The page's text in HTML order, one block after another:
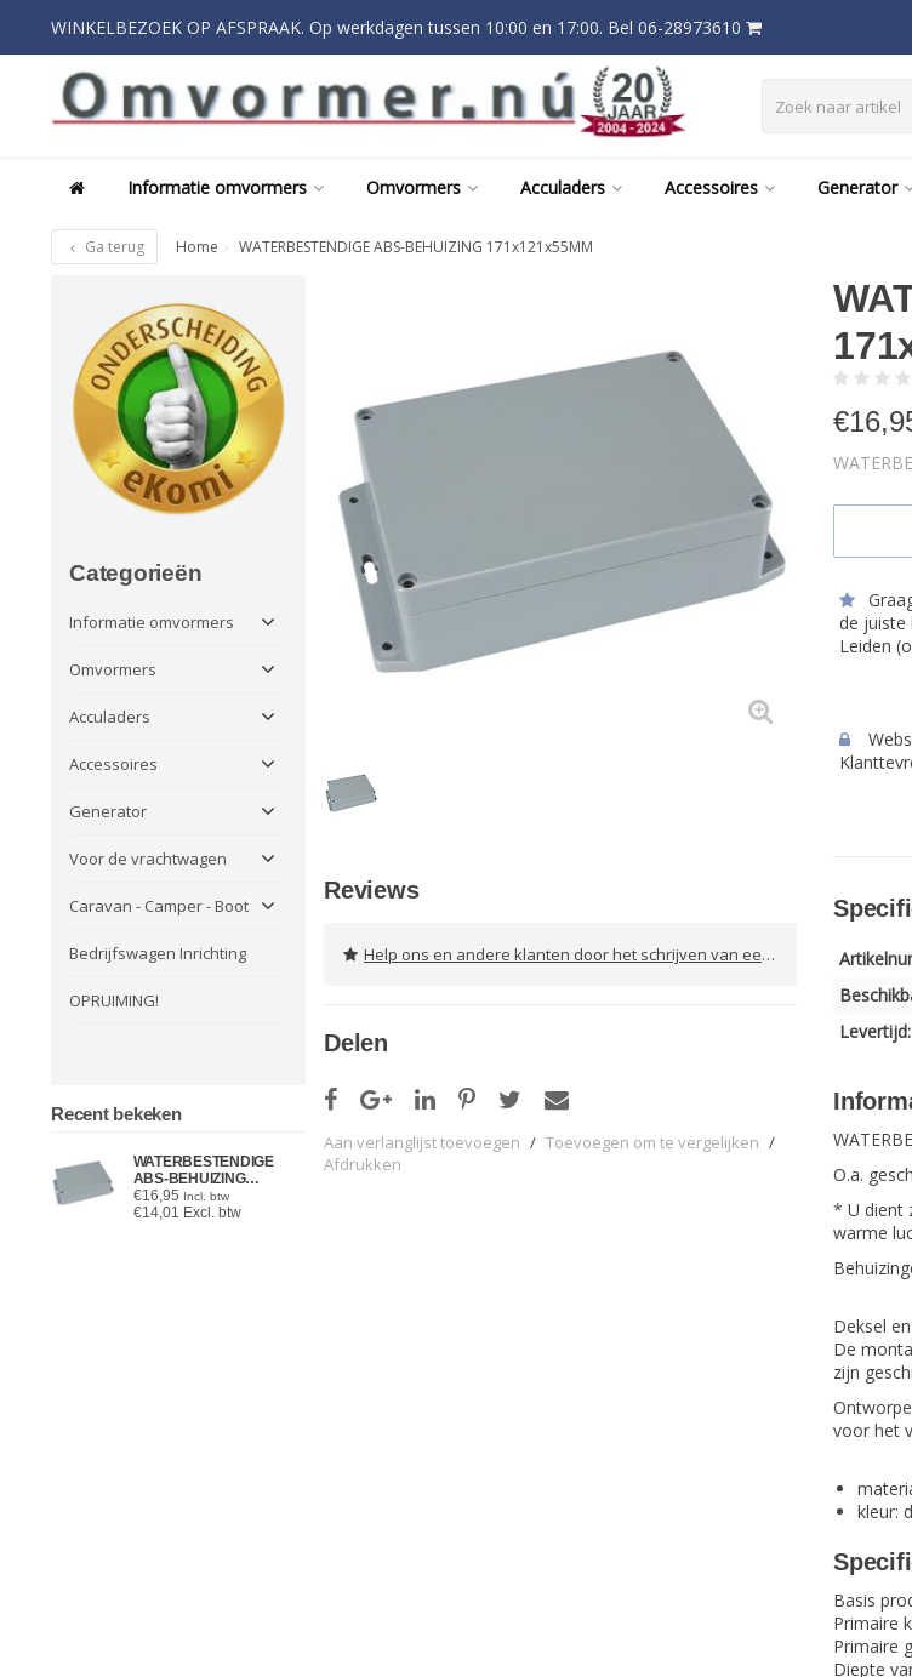
WINKELBEZOEK OP AFSPRAAK. Op werkdagen tussen 10:00 en 17:00. Bel 06-28973610
Informatie omvormers Omvormers Acculaders Accessoires Generator
Ga terug Home WATERBESTENDIGE ABS-BEHUIZING 171x121x55MM
Categorieën
Informatie omvormers
Omvormers
Acculaders
Accessoires
Generator
Voor de vrachtwagen
Caravan - Camper - Boot
Bedrijfswagen Inrichting
OPRUIMING!
Recent bekeken
WATERBESTENDIGE
ABS-BEHUIZING
171x121x55MM
€16,95 Incl. btw
€14,01 Excl. btw
Reviews
Help ons en andere klanten door het schrijven van een review
Delen
Aan verlanglijst toevoegen / Toevoegen om te vergelijken /
Afdrukken
€
de juiste
Leiden
Levertijd:
O.a.
* U dient
warme
Deksel
De
zijn
voor het
kleur:
Basis
Primaire
Primaire
Diepte